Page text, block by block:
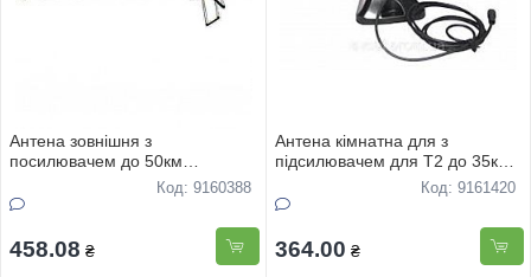
Антена зовнiшня з
посилювачем до 50км
HDА-2515 1м,15 елементiв
метал
Код: 9160388
458.08 ₴
Антена кiмнатна для з
пiдсилювачем для Т2 до 35км
Код: 9161420
364.00 ₴